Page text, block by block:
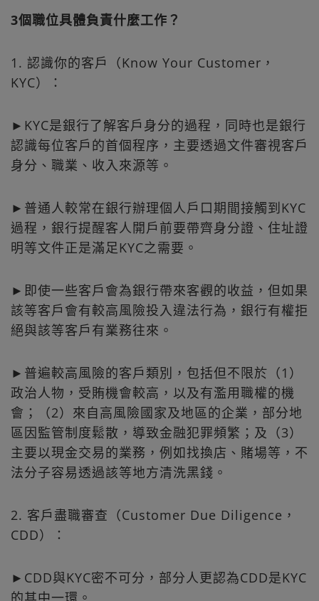
3個職位具體負責什麼工作？
1. 認識你的客戶（Know Your Customer，
KYC）：
►KYC是銀行了解客戶身分的過程，同時也是銀行
認識每位客戶的首個程序，主要透過文件審視客戶
身分、職業、收入來源等。
►普通人較常在銀行辦理個人戶口期間接觸到KYC
過程，銀行提醒客人開戶前要帶齊身分證、住址證
明等文件正是滿足KYC之需要。
►即使一些客戶會為銀行帶來客觀的收益，但如果
該等客戶會有較高風險投入違法行為，銀行有權拒
絕與該等客戶有業務往來。
►普遍較高風險的客戶類別，包括但不限於（1）
政治人物，受賄機會較高，以及有濫用職權的機
會；（2）來自高風險國家及地區的企業，部分地
區因監管制度鬆散，導致金融犯罪頻繁；及（3）
主要以現金交易的業務，例如找換店、賭場等，不
法分子容易透過該等地方清洗黑錢。
2. 客戶盡職審查（Customer Due Diligence，
CDD）：
►CDD與KYC密不可分，部分人更認為CDD是KYC
的其中一環。